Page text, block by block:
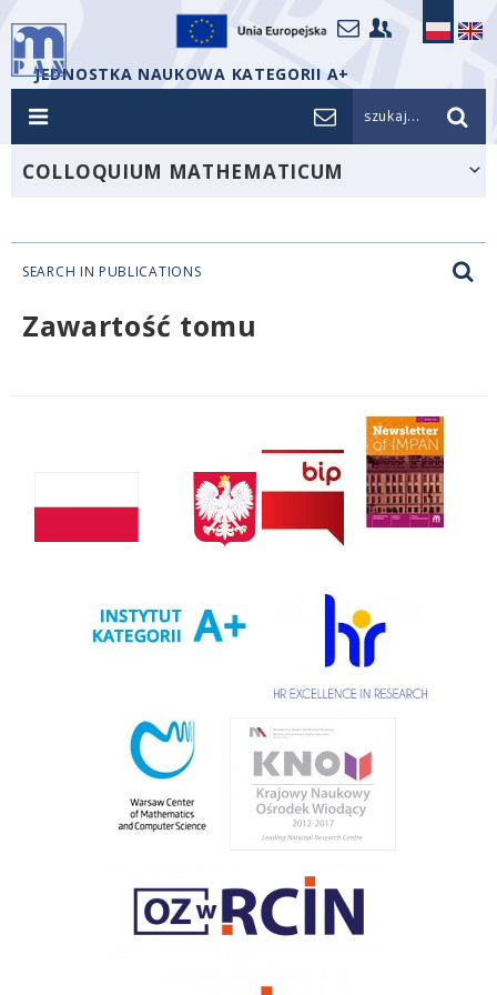
JEDNOSTKA NAUKOWA KATEGORII A+
szukaj...
COLLOQUIUM MATHEMATICUM
SEARCH IN PUBLICATIONS
Zawartość tomu